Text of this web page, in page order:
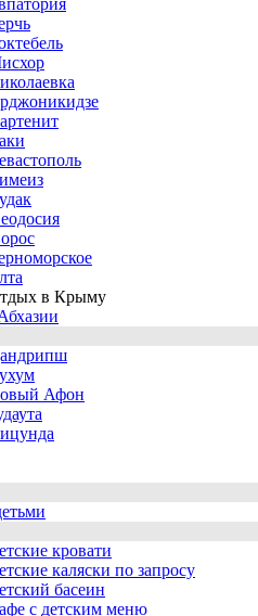
в Крыму
Афон
кровати
каляски по запросу
басеин
с детским меню